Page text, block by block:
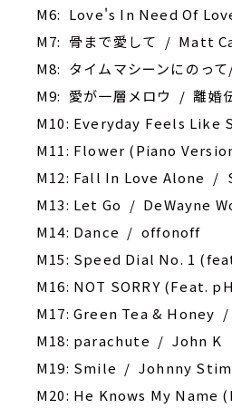
M6: Love's In Need Of
M7: 骨まで愛して / Matt
M8: タイムマシーンにのっ
M9: 愛が一層メロウ / 離婚
M10: Everyday Feels Like
M11: Flower (Piano
M12: Fall In Love Alone /
M13: Let Go / DeWayne
M14: Dance / offonoff
M15: Speed Dial No. 1
M16: NOT SORRY (Feat.
M17: Green Tea & Honey
M18: parachute / John K
M19: Smile / Johnny
M20: He Knows My